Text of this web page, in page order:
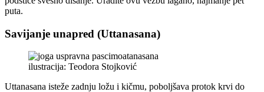
puta.
Savijanje unapred (Uttanasana)
ilustracija: Teodora Stojković
Uttanasana isteže zadnju ložu i kičmu, poboljšava protok krvi do